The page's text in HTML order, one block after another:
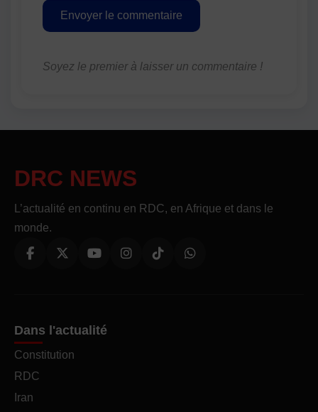
Envoyer le commentaire
Soyez le premier à laisser un commentaire !
DRC NEWS
L’actualité en continu en RDC, en Afrique et dans le
monde.
Dans l'actualité
Constitution
RDC
Iran